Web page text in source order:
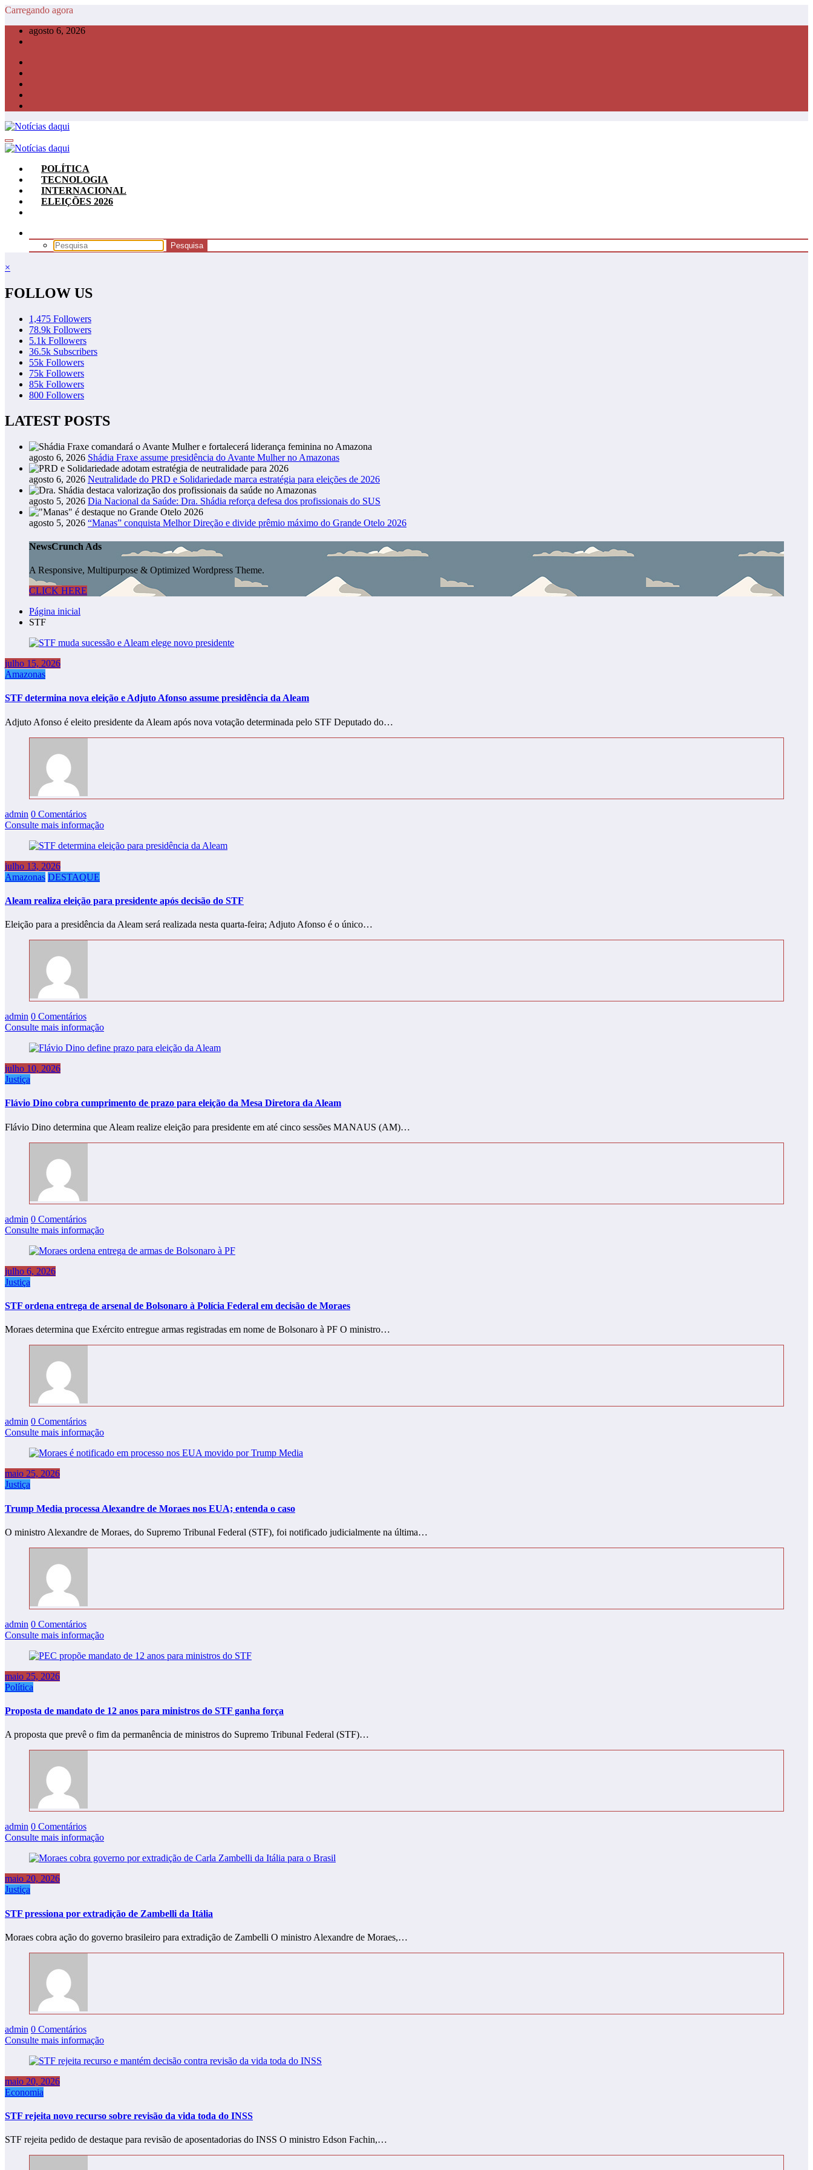
Pular
conteúdo
Carregando agora
agosto 6, 2026
POLÍTICA
TECNOLOGIA
INTERNACIONAL
ELEIÇÕES 2026
×
FOLLOW US
1,475 Followers
78.9k Followers
5.1k Followers
36.5k Subscribers
55k Followers
75k Followers
85k Followers
800 Followers
LATEST POSTS
agosto 6, 2026 Shádia Fraxe assume presidência do Avante Mulher no Amazonas
agosto 6, 2026 Neutralidade do PRD e Solidariedade marca estratégia para eleições de 2026
agosto 5, 2026 Dia Nacional da Saúde: Dra. Shádia reforça defesa dos profissionais do SUS
agosto 5, 2026 “Manas” conquista Melhor Direção e divide prêmio máximo do Grande Otelo 2026
NewsCrunch Ads
A Responsive, Multipurpose & Optimized Wordpress Theme.
CLICK HERE
Página inicial
STF
julho 15, 2026
Amazonas
STF determina nova eleição e Adjuto Afonso assume presidência da Aleam
Adjuto Afonso é eleito presidente da Aleam após nova votação determinada pelo STF Deputado do…
admin 0 Comentários
Consulte mais informação
julho 13, 2026
Amazonas DESTAQUE
Aleam realiza eleição para presidente após decisão do STF
Eleição para a presidência da Aleam será realizada nesta quarta-feira; Adjuto Afonso é o único…
admin 0 Comentários
Consulte mais informação
julho 10, 2026
Justiça
Flávio Dino cobra cumprimento de prazo para eleição da Mesa Diretora da Aleam
Flávio Dino determina que Aleam realize eleição para presidente em até cinco sessões MANAUS (AM)…
admin 0 Comentários
Consulte mais informação
julho 6, 2026
Justiça
STF ordena entrega de arsenal de Bolsonaro à Polícia Federal em decisão de Moraes
Moraes determina que Exército entregue armas registradas em nome de Bolsonaro à PF O ministro…
admin 0 Comentários
Consulte mais informação
maio 25, 2026
Justiça
Trump Media processa Alexandre de Moraes nos EUA; entenda o caso
O ministro Alexandre de Moraes, do Supremo Tribunal Federal (STF), foi notificado judicialmente na última…
admin 0 Comentários
Consulte mais informação
maio 25, 2026
Política
Proposta de mandato de 12 anos para ministros do STF ganha força
A proposta que prevê o fim da permanência de ministros do Supremo Tribunal Federal (STF)…
admin 0 Comentários
Consulte mais informação
maio 20, 2026
Justiça
STF pressiona por extradição de Zambelli da Itália
Moraes cobra ação do governo brasileiro para extradição de Zambelli O ministro Alexandre de Moraes,…
admin 0 Comentários
Consulte mais informação
maio 20, 2026
Economia
STF rejeita novo recurso sobre revisão da vida toda do INSS
STF rejeita pedido de destaque para revisão de aposentadorias do INSS O ministro Edson Fachin,…